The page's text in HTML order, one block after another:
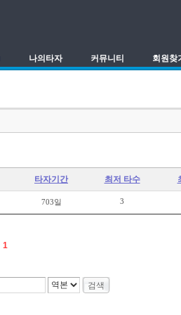
나의타자 커뮤니티 회원찾
타자기간 최저 타수
703일 3
1